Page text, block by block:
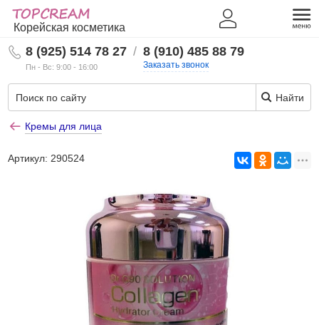
Корейская косметика
8 (925) 514 78 27
Пн - Вс: 9:00 - 16:00
/ 8 (910) 485 88 79
Заказать звонок
Найти
Кремы для лица
Артикул: 290524